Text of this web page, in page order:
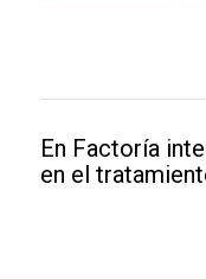
En Factoría
en el